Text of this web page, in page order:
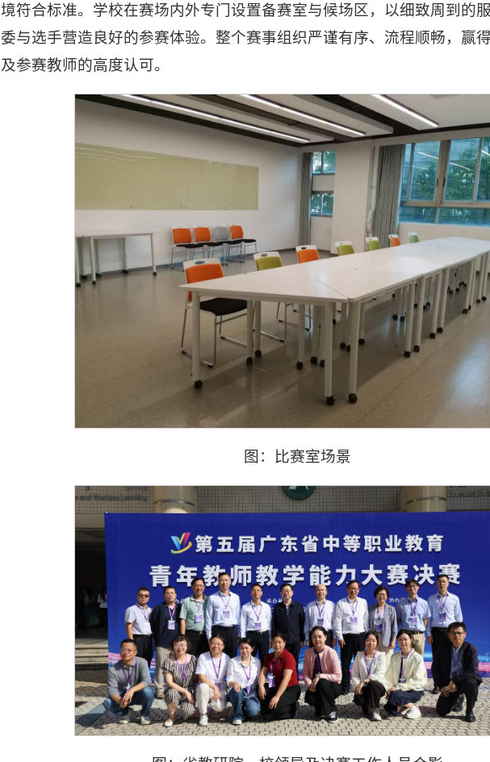
境符合标准。学校在赛场内外专门设置备赛室与候场区，以细致周到的
委与选手营造良好的参赛体验。整个赛事组织严谨有序、流程顺畅，赢
及参赛教师的高度认可。
图：比赛室场景